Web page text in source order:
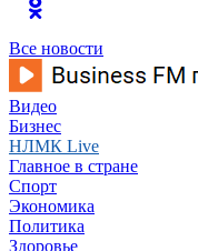
Все новости
Видео
Бизнес
НЛМК Live
Главное в стране
Спорт
Экономика
Политика
Здоровье